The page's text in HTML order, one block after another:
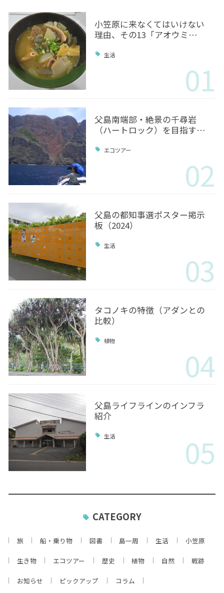
小笠原に来なくてはいけない
理由、その13「アオウミ…
生活
01
父島南端部・絶景の千尋岩
（ハートロック）を目指す…
エコツアー
02
父島の都知事選ポスター掲示
板（2024）
生活
03
タコノキの特徴（アダンとの
比較）
植物
04
父島ライフラインのインフラ
紹介
生活 05
CATEGORY
旅 船・乗り物 図書 島一周 生活 小笠原
生き物 エコツアー 歴史 植物 自然 戦跡
お知らせ ピックアップ コラム